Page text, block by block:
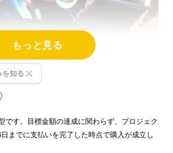
もっと見る
を知る
です。目標金額の達成に関わらず、プロジェク
までに支払いを完了した時点で購入が成立し